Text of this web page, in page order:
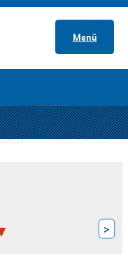
Menü
>